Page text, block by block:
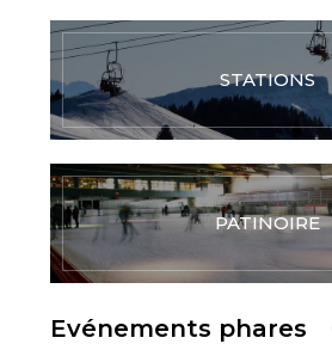
STATIONS
PATINOIRE
Evénements phares